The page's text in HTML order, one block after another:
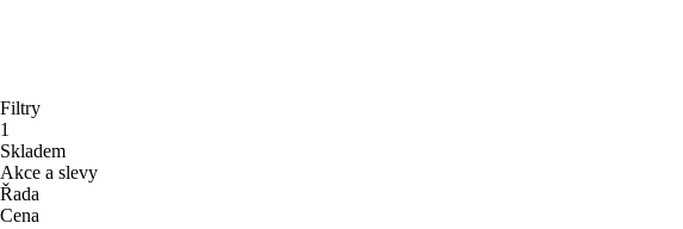
Filtry
1
Skladem
Akce a slevy
Řada
Cena